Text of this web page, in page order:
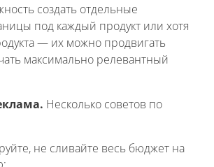
создать отдельные
под каждый продукт или хотя
— их можно продвигать
максимально релевантный
Несколько советов по
не сливайте весь бюджет на